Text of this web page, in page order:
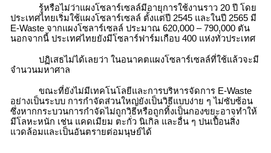
รู้หรือไม่ว่าแผงโซลาร์เซลล์มีอายุการใช้งานราว 20 ปี โดย
ประเทศไทยเริ่มใช้แผงโซลาร์เซลล์ ตั้งแต่ปี 2545 และในปี 2565 มี
E-Waste จากแผงโซลาร์เซลล์ ประมาณ 620,000 – 790,000 ตัน
นอกจากนี้ประเทศไทยยังมีโซลาร์ฟาร์มเกือบ 400 แห่งทั่วประเทศ
ปฏิเสธไม่ได้เลยว่า ในอนาคตแผงโซลาร์เซลล์ที่ใช้แล้วจะมี
จำนวนมหาศาล
ขณะที่ยังไม่มีเทคโนโลยีและการบริหารจัดการ E-Waste
อย่างเป็นระบบ การกำจัดส่วนใหญ่ยังเป็นวิธีแบบง่าย ๆ ไม่ซับซ้อน
ซึ่งหากกระบวนการกำจัดไม่ถูกวิธีหรือถูกทิ้งเป็นกองขยะอาจทำให้
มีโลหะหนัก เช่น แคดเมียม ตะกั่ว นิเกิล และอื่น ๆ ปนเปื้อนสิ่ง
แวดล้อมและเป็นอันตรายต่อมนุษย์ได้